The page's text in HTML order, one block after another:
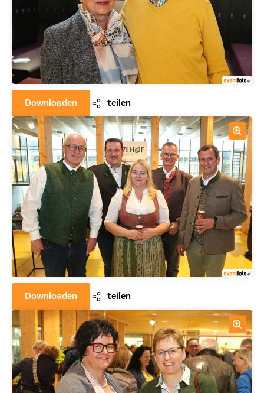
Downloaden teilen
Downloaden teilen